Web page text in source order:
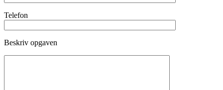
Telefon
Beskriv opgaven